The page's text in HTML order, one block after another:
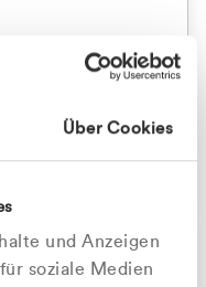
Über Cookies
und Anzeigen
soziale Medien